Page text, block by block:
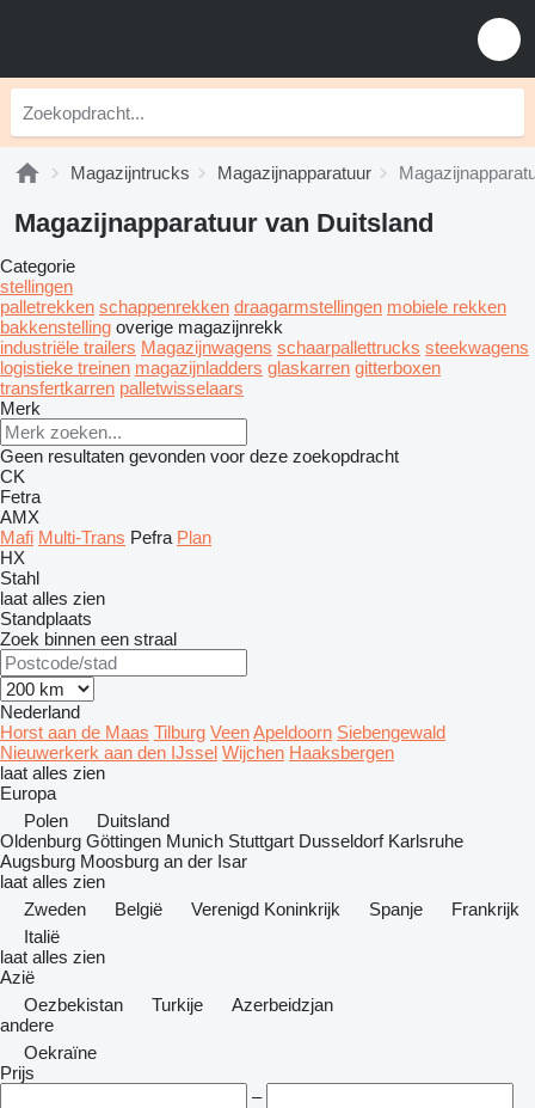
Magazijntrucks Magazijnapparatuur
Magazijnapparatuur van Duitsland
Categorie
stellingen
palletrekken schappenrekken draagarmstellingen mobiele rekken
bakkenstelling overige magazijnrekk
industriële trailers Magazijnwagens schaarpallettrucks steekwagens
logistieke treinen magazijnladders glaskarren gitterboxen
transfertkarren palletwisselaars
Merk
Geen resultaten gevonden voor deze zoekopdracht
CK
Fetra
AMX
Mafi Multi-Trans Pefra Plan
HX
Stahl
laat alles zien
Standplaats
Zoek binnen een straal
Nederland
Horst aan de Maas Tilburg VeenApeldoorn Siebengewald
Nieuwerkerk aan den IJssel Wijchen Haaksbergen
laat alles zien
Europa
Polen
Duitsland
Oldenburg Göttingen Munich Stuttgart Dusseldorf Karlsruhe
Augsburg Moosburg an der Isar
laat alles zien
Zweden
België Verenigd Koninkrijk Spanje
Frankrijk
Italië
laat alles zien
Azië
Oezbekistan
Turkije
Azerbeidzjan
andere
Oekraïne
Prijs
–